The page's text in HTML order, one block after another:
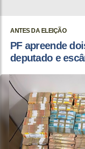
ANTES DA ELEIÇÃO
PF apreende
deputado e